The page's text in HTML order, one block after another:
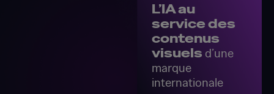
L’IA au
service des
contenus
visuels d’une
marque
internationale